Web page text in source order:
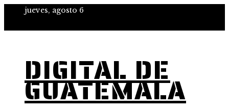
jueves, agosto 6
DIGITAL DE
GUATEMALA